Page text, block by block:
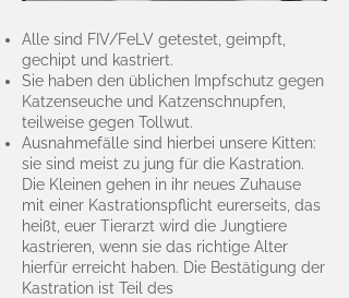
Alle sind FIV/FeLV getestet, geimpft,
gechipt und kastriert.​
Sie haben den üblichen Impfschutz gegen
Katzenseuche und Katzenschnupfen,
teilweise gegen Tollwut.​
Ausnahmefälle sind hierbei unsere Kitten:
sie sind meist zu jung für die Kastration.
Die Kleinen gehen in ihr neues Zuhause
mit einer Kastrationspflicht eurerseits, das
heißt, euer Tierarzt wird die Jungtiere
kastrieren, wenn sie das richtige Alter
hierfür erreicht haben. Die Bestätigung der
Kastration ist Teil des